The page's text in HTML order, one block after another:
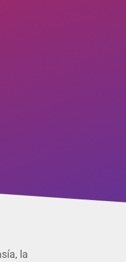
la